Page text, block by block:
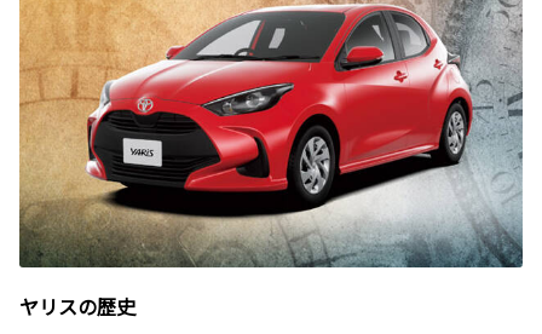
ヤリスの歴史